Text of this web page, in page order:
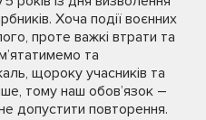
Хоча події воєнних
проте важкі втрати та
та
щороку учасників та
тому наш обов’язок –
допустити повторення.